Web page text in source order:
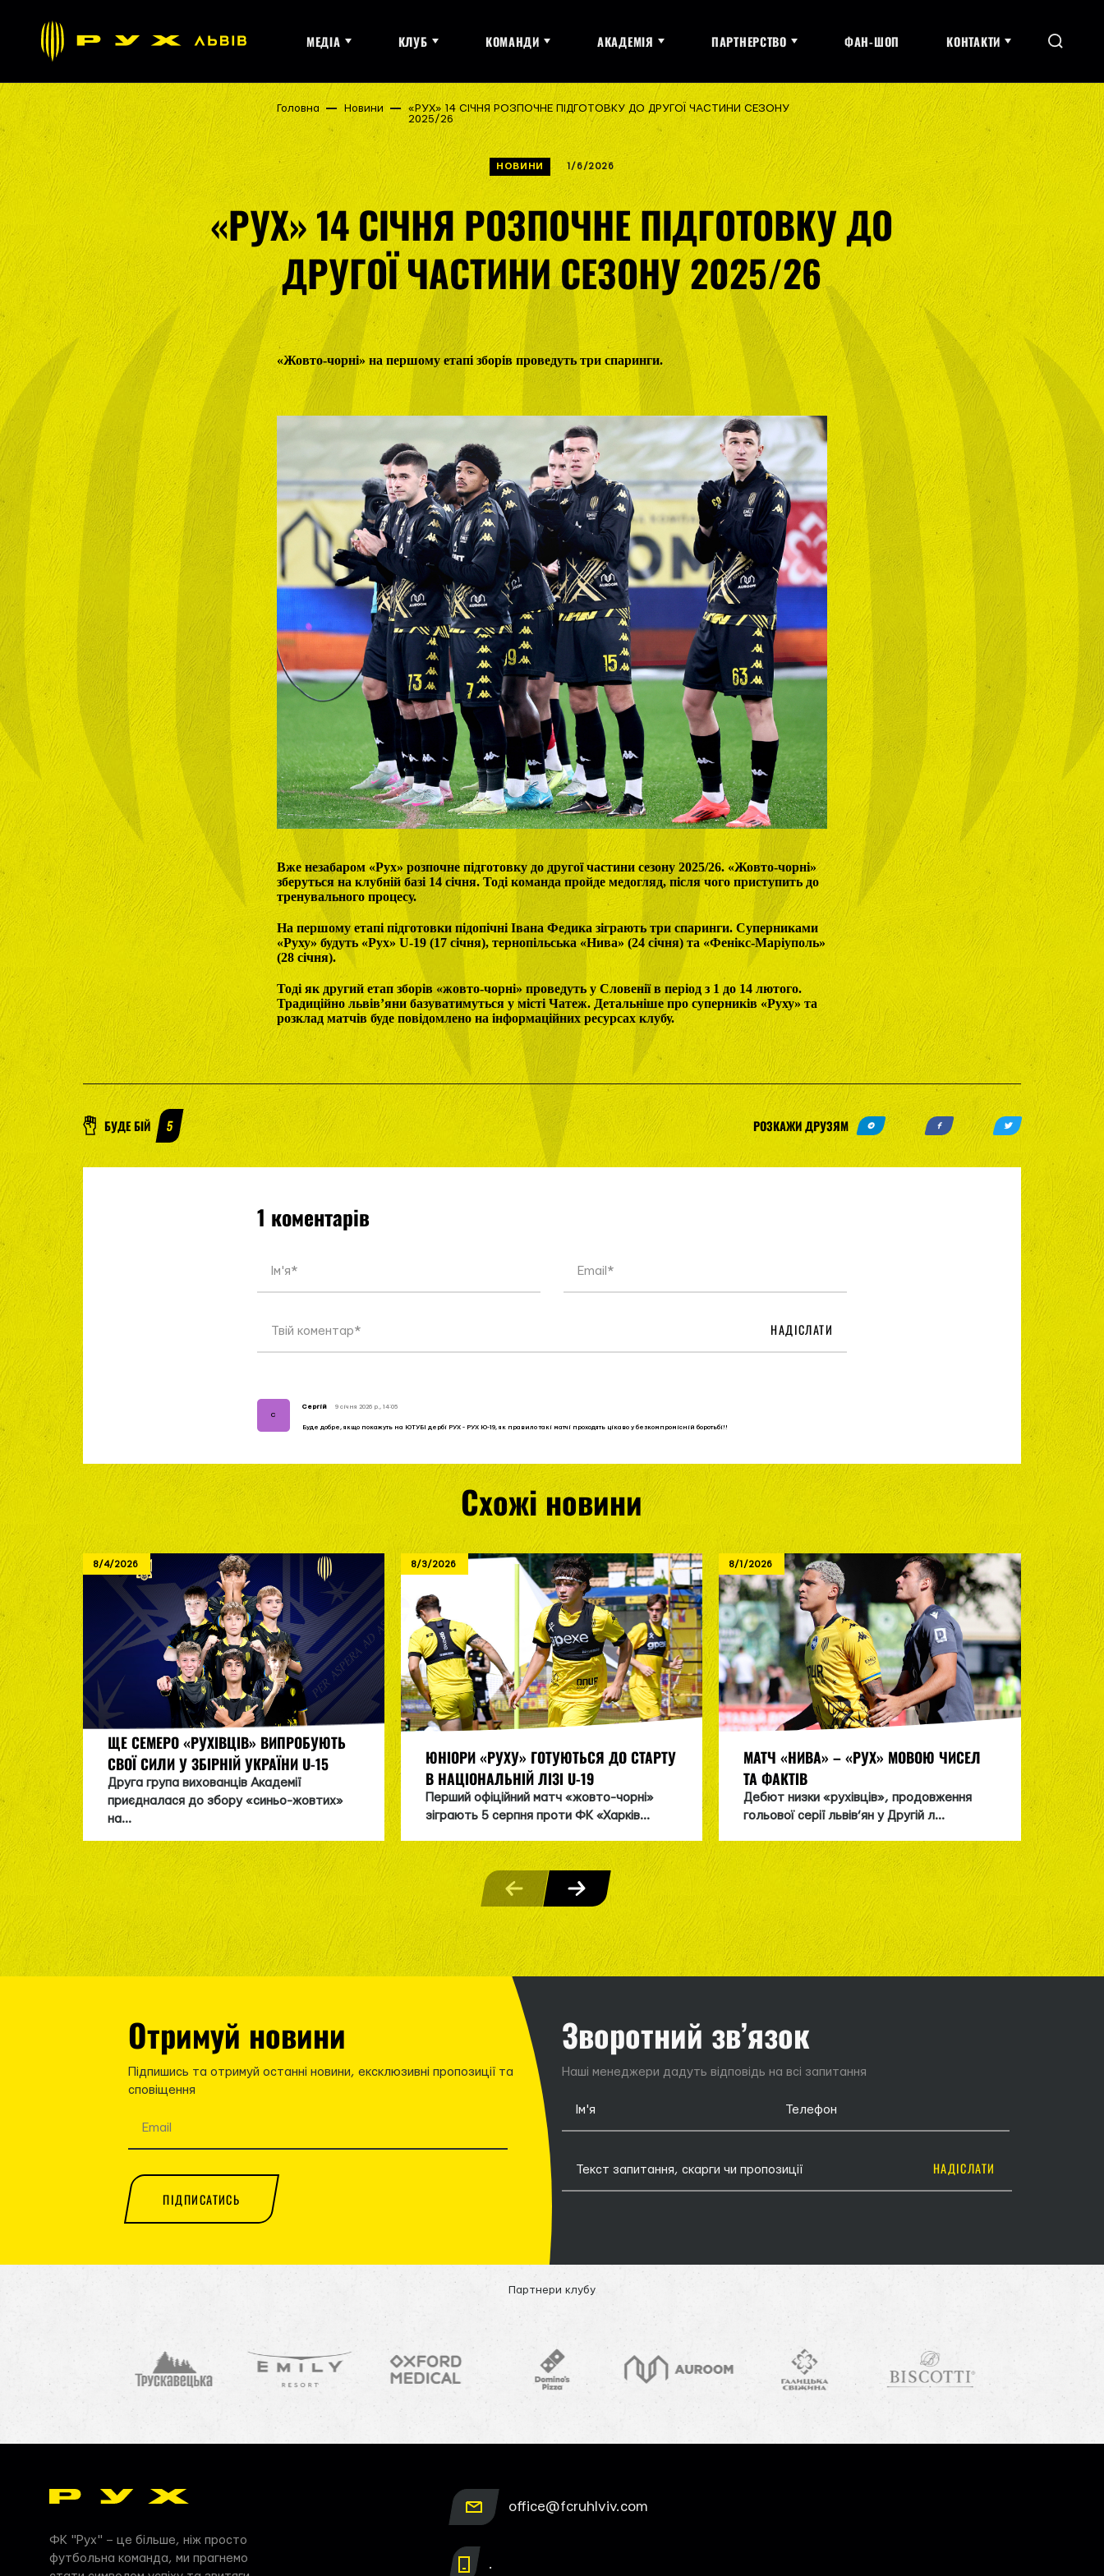
МЕДІА КЛУБ КОМАНДИ АКАДЕМІЯ ПАРТНЕРСТВО ФАН-ШОП КОНТАКТИ
Головна Новини
«РУХ» 14 СІЧНЯ РОЗПОЧНЕ ПІДГОТОВКУ ДО ДРУГОЇ ЧАСТИНИ СЕЗОНУ
2025/26
НОВИНИ 1/6/2026
«РУХ» 14 СІЧНЯ РОЗПОЧНЕ ПІДГОТОВКУ ДО
ДРУГОЇ ЧАСТИНИ СЕЗОНУ 2025/26
«Жовто-чорні» на першому етапі зборів проведуть три спаринги.
Вже незабаром «Рух» розпочне підготовку до другої частини сезону 2025/26. «Жовто-чорні»
зберуться на клубній базі 14 січня. Тоді команда пройде медогляд, після чого приступить до
тренувального процесу.
На першому етапі підготовки підопічні Івана Федика зіграють три спаринги. Суперниками
«Руху» будуть «Рух» U-19 (17 січня), тернопільська «Нива» (24 січня) та «Фенікс-Маріуполь»
(28 січня).
Тоді як другий етап зборів «жовто-чорні» проведуть у Словенії в період з 1 до 14 лютого.
Традиційно львів’яни базуватимуться у місті Чатеж. Детальніше про суперників «Руху» та
розклад матчів буде повідомлено на інформаційних ресурсах клубу.
БУДЕ БІЙ 5 РОЗКАЖИ ДРУЗЯМ
1 коментарів
НАДІСЛАТИ
C
Cергій 9 січня 2026 р., 14:05
Буде добре, якщо покажуть на ЮТУБІ дербі РУХ - РУХ Ю-19, як правило такі матчі проходять цікаво у безкомпромісній боротьбі!!
Схожі новини
8/4/2026
ЩЕ СЕМЕРО «РУХІВЦІВ» ВИПРОБУЮТЬ
СВОЇ СИЛИ У ЗБІРНІЙ УКРАЇНИ U-15
Друга група вихованців Академії
приєдналася до збору «синьо-жовтих»
на...
8/3/2026
ЮНІОРИ «РУХУ» ГОТУЮТЬСЯ ДО СТАРТУ
В НАЦІОНАЛЬНІЙ ЛІЗІ U-19
Перший офіційний матч «жовто-чорні»
зіграють 5 серпня проти ФК «Харків...
8/1/2026
МАТЧ «НИВА» – «РУХ» МОВОЮ ЧИСЕЛ
ТА ФАКТІВ
Дебют низки «рухівців», продовження
гольової серії львів’ян у Другій л...
8/1/2026
Отримуй новини
Підпишись та отримуй останні новини, ексклюзивні пропозиції та
сповіщення
ПІДПИСАТИСЬ
Зворотний зв’язок
Наші менеджери дадуть відповідь на всі запитання
НАДІСЛАТИ
Партнери клубу
ФК "Рух" – це більше, ніж просто
футбольна команда, ми прагнемо
office@fcruhlviv.com
.